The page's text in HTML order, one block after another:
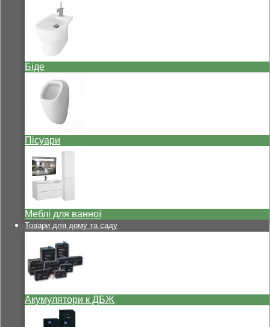
Біде
Пісуари
Меблі для ванної
Товари для дому та саду
Акумулятори к ДБЖ